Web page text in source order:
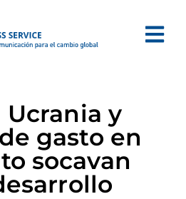
Ucrania y
gasto en
socavan